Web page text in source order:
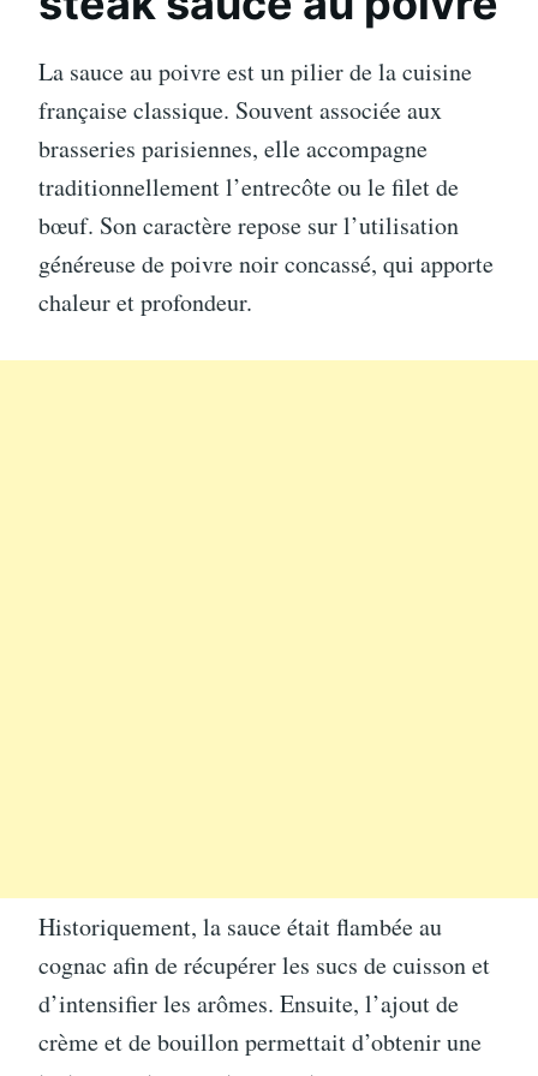
La sauce au poivre est un pilier de la cuisine
française classique. Souvent associée aux
brasseries parisiennes, elle accompagne
traditionnellement l’entrecôte ou le filet de
bœuf. Son caractère repose sur l’utilisation
généreuse de poivre noir concassé, qui apporte
chaleur et profondeur.
Historiquement, la sauce était flambée au
cognac afin de récupérer les sucs de cuisson et
d’intensifier les arômes. Ensuite, l’ajout de
crème et de bouillon permettait d’obtenir une